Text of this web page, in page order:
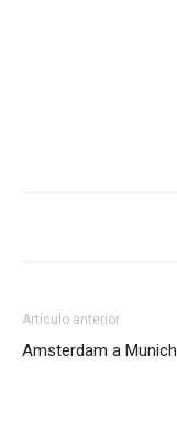
Artículo anterior
Amsterdam a Munich